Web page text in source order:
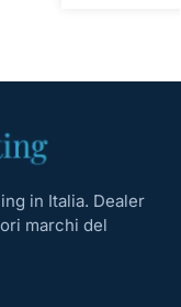
in Italia. Dealer
marchi del